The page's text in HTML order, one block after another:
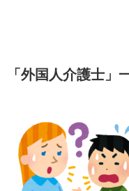
「 外国人介護士 」